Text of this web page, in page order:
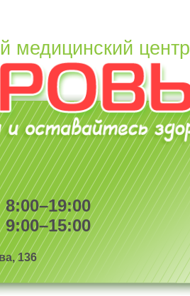
медицинский центр
136